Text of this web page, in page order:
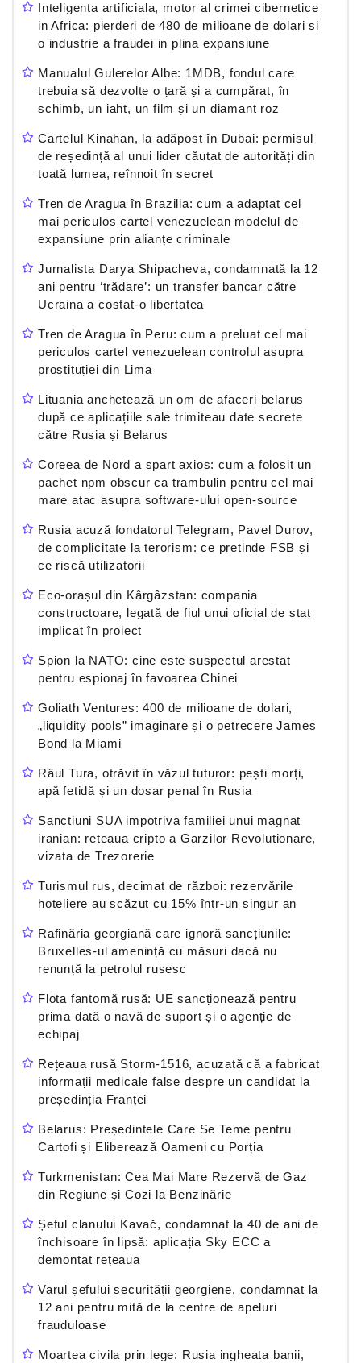
Inteligenta artificiala, motor al crimei cibernetice
in Africa: pierderi de 480 de milioane de dolari si
o industrie a fraudei in plina expansiune
Manualul Gulerelor Albe: 1MDB, fondul care
trebuia să dezvolte o țară și a cumpărat, în
schimb, un iaht, un film și un diamant roz
Cartelul Kinahan, la adăpost în Dubai: permisul
de reședință al unui lider căutat de autorități din
toată lumea, reînnoit în secret
Tren de Aragua în Brazilia: cum a adaptat cel
mai periculos cartel venezuelean modelul de
expansiune prin alianțe criminale
Jurnalista Darya Shipacheva, condamnată la 12
ani pentru ‘trădare’: un transfer bancar către
Ucraina a costat-o libertatea
Tren de Aragua în Peru: cum a preluat cel mai
periculos cartel venezuelean controlul asupra
prostituției din Lima
Lituania anchetează un om de afaceri belarus
după ce aplicațiile sale trimiteau date secrete
către Rusia și Belarus
Coreea de Nord a spart axios: cum a folosit un
pachet npm obscur ca trambulin pentru cel mai
mare atac asupra software-ului open-source
Rusia acuză fondatorul Telegram, Pavel Durov,
de complicitate la terorism: ce pretinde FSB și
ce riscă utilizatorii
Eco-orașul din Kârgâzstan: compania
constructoare, legată de fiul unui oficial de stat
implicat în proiect
Spion la NATO: cine este suspectul arestat
pentru espionaj în favoarea Chinei
Goliath Ventures: 400 de milioane de dolari,
„liquidity pools” imaginare și o petrecere James
Bond la Miami
Râul Tura, otrăvit în văzul tuturor: pești morți,
apă fetidă și un dosar penal în Rusia
Sanctiuni SUA impotriva familiei unui magnat
iranian: reteaua cripto a Garzilor Revolutionare,
vizata de Trezorerie
Turismul rus, decimat de război: rezervările
hoteliere au scăzut cu 15% într-un singur an
Rafinăria georgiană care ignoră sancțiunile:
Bruxelles-ul amenință cu măsuri dacă nu
renunță la petrolul rusesc
Flota fantomă rusă: UE sancționează pentru
prima dată o navă de suport și o agenție de
echipaj
Rețeaua rusă Storm-1516, acuzată că a fabricat
informații medicale false despre un candidat la
președinția Franței
Belarus: Președintele Care Se Teme pentru
Cartofi și Eliberează Oameni cu Porția
Turkmenistan: Cea Mai Mare Rezervă de Gaz
din Regiune și Cozi la Benzinărie
Șeful clanului Kavač, condamnat la 40 de ani de
închisoare în lipsă: aplicația Sky ECC a
demontat rețeaua
Varul șefului securității georgiene, condamnat la
12 ani pentru mită de la centre de apeluri
frauduloase
Moartea civila prin lege: Rusia ingheata banii,